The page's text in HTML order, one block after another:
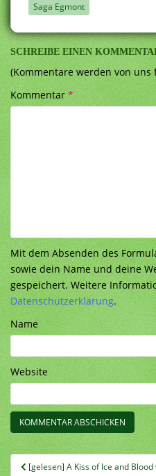
Saga Egmont
SCHREIBE EINEN
(Kommentare werden von uns
Kommentar*
Mit dem Absenden des
sowie dein Name und deine
gespeichert. Weitere
Datenschutzerklärung.
Name
Website
Beitragsnavigation
[gelesen] A Kiss of Ice and